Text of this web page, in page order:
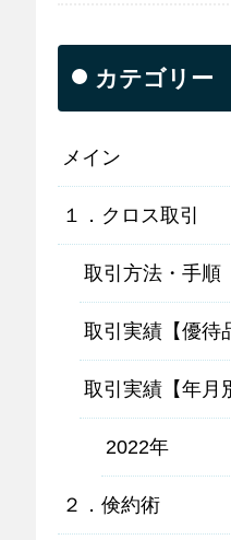
カテゴリー
メイン
１．クロス取引
取引方法・手順
取引実績【優待
取引実績【年月
2022年
２．倹約術